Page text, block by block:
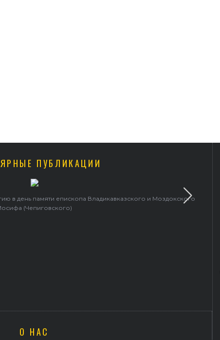
ПУБЛИКАЦИИ
в день памяти епископа Владикавказского и Моздокского
(Чепиговского)
О НАС